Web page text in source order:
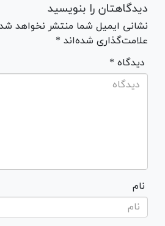
دیدگاهتان را بنویسید
نشانی ایمیل شما منتشر نخواهد
علامت‌گذاری شده‌اند *
* دیدگاه
نام